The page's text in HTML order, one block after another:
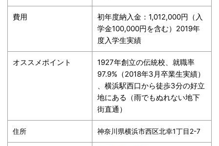
費用
初年度納入金：1,012,000円（入
学金100,000円を含む）2019年
度入学生実績
オススメポイント
1927年創立の伝統校、就職率
97.9%（2018年3月卒業生実績）
、横浜駅西口から徒歩3分の好立
地にある（雨でもぬれない地下
街直通）
住所 神奈川県横浜市西区北幸1丁目2-7